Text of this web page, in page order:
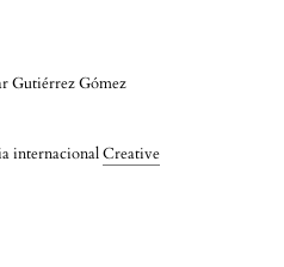
Gutiérrez Gómez
internacionalCreative